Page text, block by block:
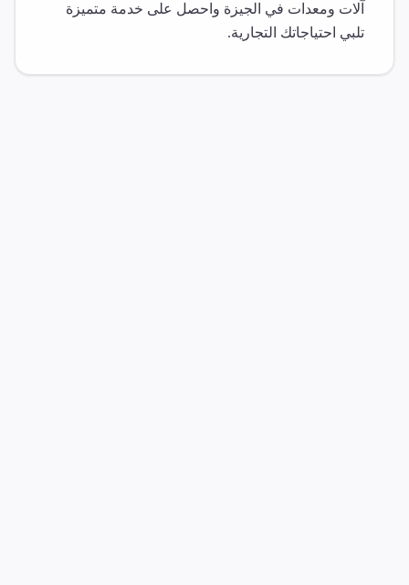
آلات ومعدات في الجيزة واحصل على خدمة متميزة
تلبي احتياجاتك التجارية.